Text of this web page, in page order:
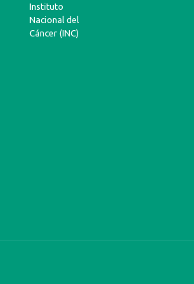
Instituto
Nacional del
Cáncer (INC)